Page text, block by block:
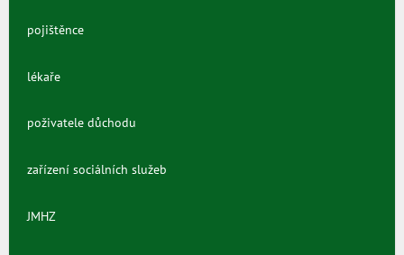
pojištěnce
lékaře
poživatele důchodu
zařízení sociálních služeb
JMHZ